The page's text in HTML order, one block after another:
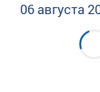
06 августа